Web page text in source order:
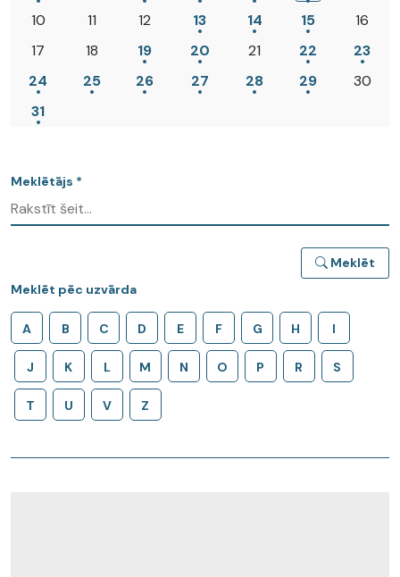
10
11 12 13 14 15
16
17
18 19 20 21 22
23
24
25 26 27 28 29
30
31
Meklētājs *
Meklēt
Meklēt pēc uzvārda
A B C D E F G H I
J K L M N O P R S
T U V Z